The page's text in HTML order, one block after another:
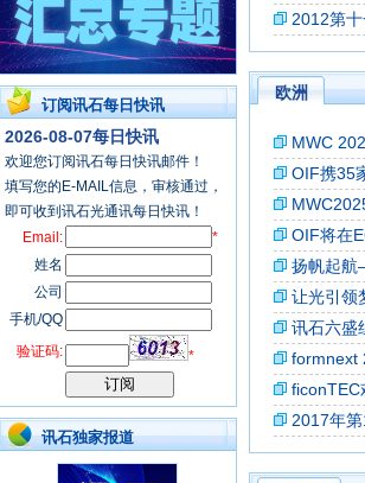
2012第
欧洲
MWC
OIF携35
OIF将在
扬帆起
让光引领
讯石六盛
formnext
ficonTEC
2017年
订阅讯石每日快讯
2026-08-07每日快讯
欢迎您订阅讯石每日快讯邮件！
填写您的E-MAIL信息，审核通过，
即可收到讯石光通讯每日快讯！
Email:
*
姓名
公司
手机/QQ
验证码:
*
讯石独家报道